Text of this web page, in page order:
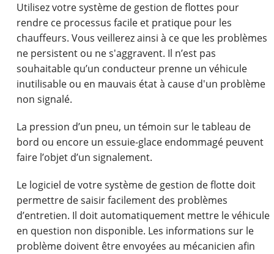
Utilisez votre système de gestion de flottes pour
rendre ce processus facile et pratique pour les
chauffeurs. Vous veillerez ainsi à ce que les problèmes
ne persistent ou ne s'aggravent. Il n’est pas
souhaitable qu’un conducteur prenne un véhicule
inutilisable ou en mauvais état à cause d'un problème
non signalé.
La pression d’un pneu, un témoin sur le tableau de
bord ou encore un essuie-glace endommagé peuvent
faire l’objet d’un signalement.
Le logiciel de votre système de gestion de flotte doit
permettre de saisir facilement des problèmes
d’entretien. Il doit automatiquement mettre le véhicule
en question non disponible. Les informations sur le
problème doivent être envoyées au mécanicien afin